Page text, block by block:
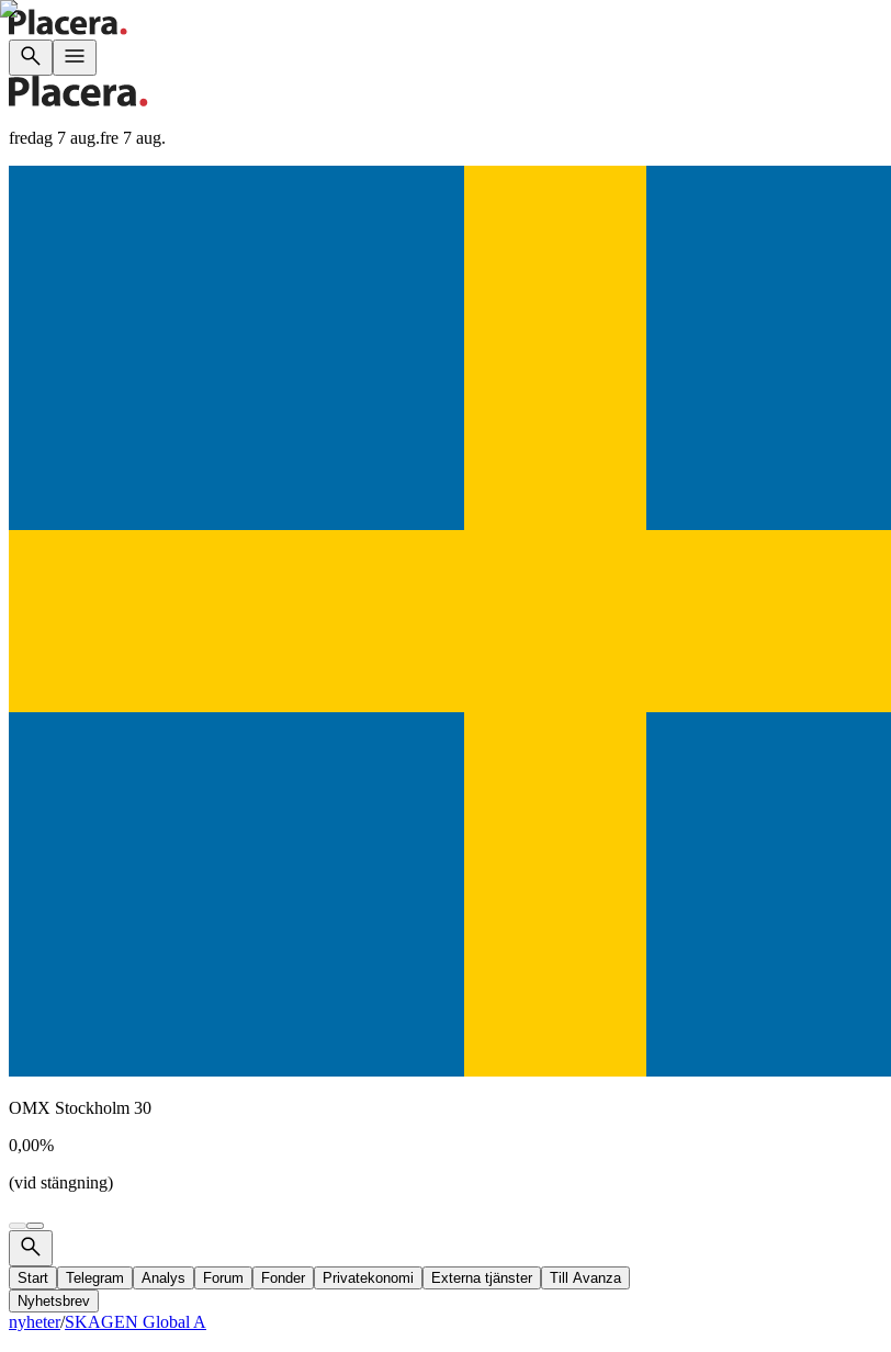
fredag 7 aug.fre 7 aug.
OMX Stockholm 30
0,00%
(vid stängning)
Start Telegram Analys Forum Fonder Privatekonomi Externa tjänster
Till Avanza
Nyhetsbrev
nyheter/SKAGEN Global A